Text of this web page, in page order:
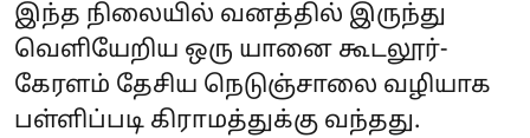
இந்த நிலையில் வனத்தில் இருந்து
வெளியேறிய ஒரு யானை கூடலூர்-
கேரளம் தேசிய நெடுஞ்சாலை வழியாக
பள்ளிப்படி கிராமத்துக்கு வந்தது.